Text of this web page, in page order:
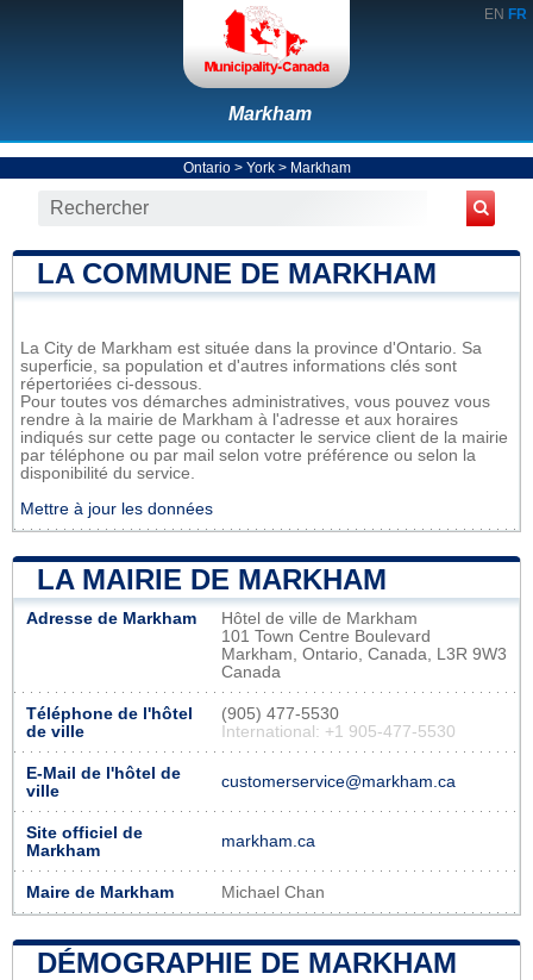
EN FR
Markham
Ontario> York> Markham
LA COMMUNE DE MARKHAM
La City de Markham est située dans la province d'Ontario. Sa
superficie, sa population et d'autres informations clés sont
répertoriées ci-dessous.
Pour toutes vos démarches administratives, vous pouvez vous
rendre à la mairie de Markham à l'adresse et aux horaires
indiqués sur cette page ou contacter le service client de la mairie
par téléphone ou par mail selon votre préférence ou selon la
disponibilité du service.
Mettre à jour les données
LA MAIRIE DE MARKHAM
Adresse de Markham
Hôtel de ville de Markham
101 Town Centre Boulevard
Markham, Ontario, Canada, L3R 9W3
Canada
Téléphone de l'hôtel
de ville
(905) 477-5530
International: +1 905-477-5530
E-Mail de l'hôtel de
ville
customerservice@markham.ca
Site officiel de
Markham
markham.ca
Maire de Markham Michael Chan
DÉMOGRAPHIE DE MARKHAM